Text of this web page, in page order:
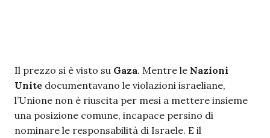
Il prezzo si è visto su Gaza. Mentre le Nazioni
Unite documentavano le violazioni israeliane,
l’Unione non è riuscita per mesi a mettere insieme
una posizione comune, incapace persino di
nominare le responsabilità di Israele. E il